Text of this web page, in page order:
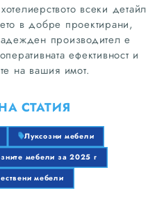
всеки детайл
в добре проектирани,
производител е
ефективност и
на вашия имот.
СТАТИЯ
Луксозни мебели
мебели за 2025 г
мебели